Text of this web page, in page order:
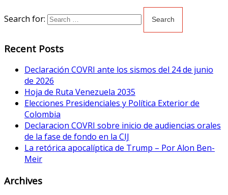
Search for:
Recent Posts
Declaración COVRI ante los sismos del 24 de junio
de 2026
Hoja de Ruta Venezuela 2035
Elecciones Presidenciales y Política Exterior de
Colombia
Declaracion COVRI sobre inicio de audiencias orales
de la fase de fondo en la CIJ
La retórica apocalíptica de Trump – Por Alon Ben-
Meir
Archives